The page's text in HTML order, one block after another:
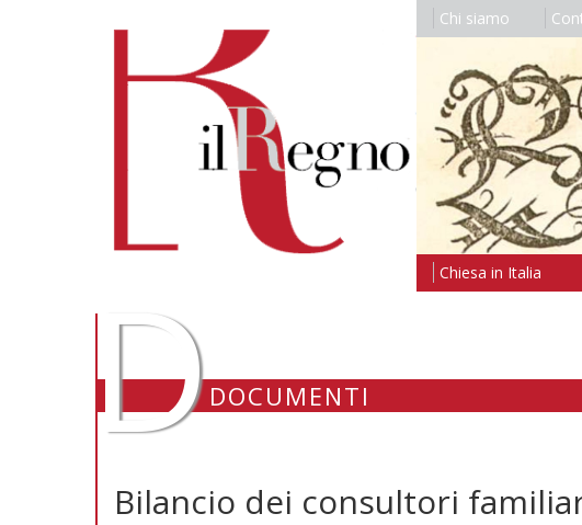
Chi siamo
Chiesa in Italia
DDOCUMENTI
Bilancio dei consultori